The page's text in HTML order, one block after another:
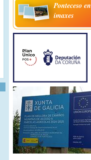
Ponteceso en
imaxes